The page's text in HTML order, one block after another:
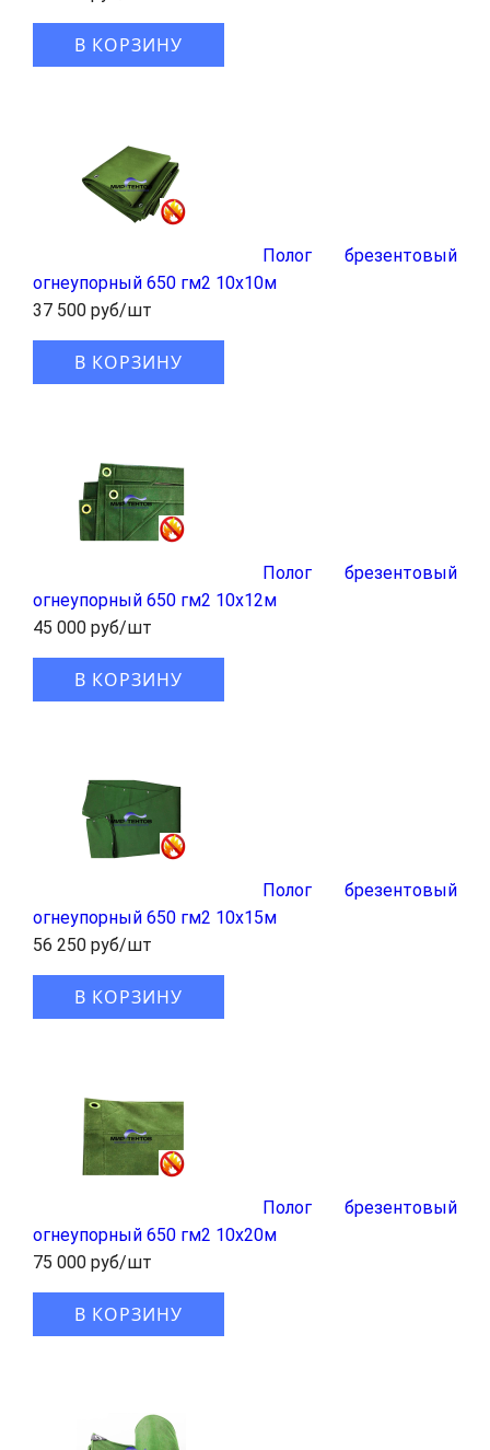
В КОРЗИНУ
Полог брезентовый
огнеупорный 650 гм2 10x10м
37 500 руб/шт
В КОРЗИНУ
Полог брезентовый
огнеупорный 650 гм2 10x12м
45 000 руб/шт
В КОРЗИНУ
Полог брезентовый
огнеупорный 650 гм2 10x15м
56 250 руб/шт
В КОРЗИНУ
Полог брезентовый
огнеупорный 650 гм2 10x20м
75 000 руб/шт
В КОРЗИНУ